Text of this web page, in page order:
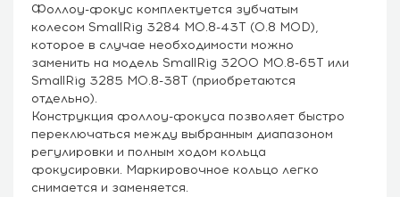
Фоллоу-фокус комплектуется зубчатым
колесом SmallRig 3284 M0.8-43T (0.8 MOD),
которое в случае необходимости можно
заменить на модель SmallRig 3200 M0.8-65T или
SmallRig 3285 M0.8-38T (приобретаются
отдельно).
Конструкция фоллоу-фокуса позволяет быстро
переключаться между выбранным диапазоном
регулировки и полным ходом кольца
фокусировки. Маркировочное кольцо легко
снимается и заменяется.